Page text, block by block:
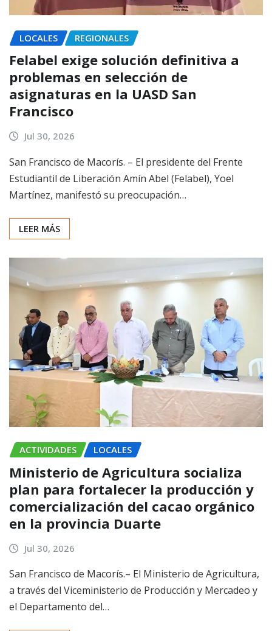
LOCALES REGIONALES
Felabel exige solución definitiva a
problemas en selección de
asignaturas en la UASD San
Francisco
Jul 30, 2026
San Francisco de Macorís. – El presidente del Frente
Estudiantil de Liberación Amín Abel (Felabel), Yoel
Martínez, manifestó su preocupación…
LEER MÁS
ACTIVIDADES LOCALES
Ministerio de Agricultura socializa
plan para fortalecer la producción y
comercialización del cacao orgánico
en la provincia Duarte
Jul 30, 2026
San Francisco de Macorís.– El Ministerio de Agricultura,
a través del Viceministerio de Producción y Mercadeo y
el Departamento del…